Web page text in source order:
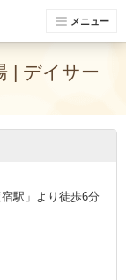
メニュー
| デイサー
駅」より徒歩6分